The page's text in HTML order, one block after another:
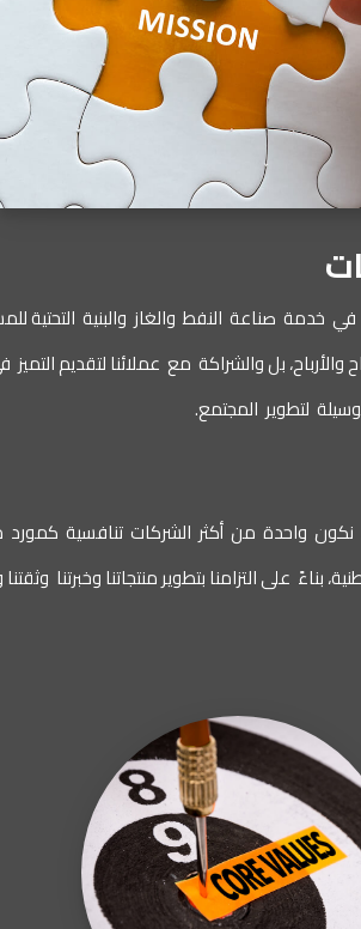
في خدمة صناعة النفط والغاز والبنية التحتية
والأرباح،بلوالشراكة مع عملائنالتقديمالتميز
لتطوير المجتمع.
نكون واحدة من أكثر الشركات تنافسية كمورد
بناءً علىالتزامنابتطويرمنتجاتناوخبرتنا وثقتنا